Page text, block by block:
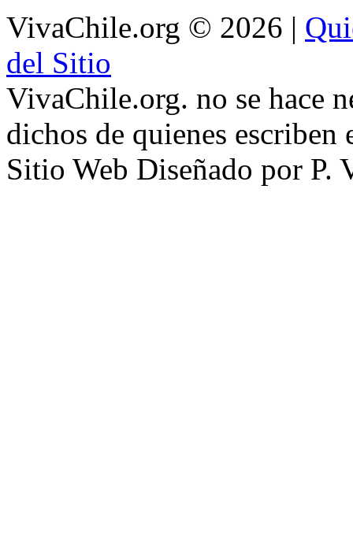
VivaChile.org © 2026 |
del Sitio
VivaChile.org. no se hace
dichos de quienes escriben
Sitio Web Diseñado por